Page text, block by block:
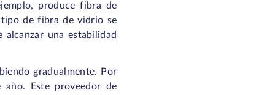
produce fibra de
tipo de fibra de vidrio se
una estabilidad
gradualmente. Por
Este proveedor de